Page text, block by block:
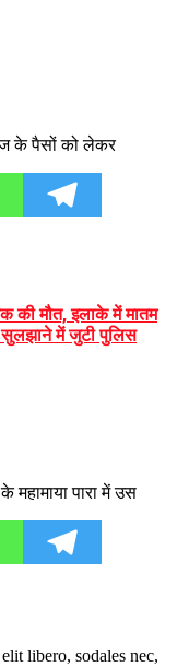
के पैसों को लेकर
की मौत, इलाके में मातम
सुलझाने में जुटी पुलिस
महामाया पारा में उस
libero, sodales nec,